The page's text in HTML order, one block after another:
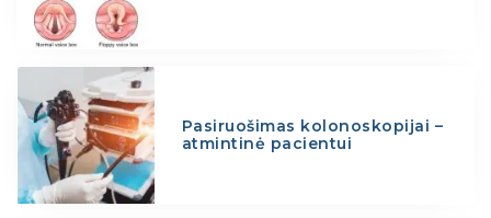
Pasiruošimas kolonoskopijai –
atmintinė pacientui